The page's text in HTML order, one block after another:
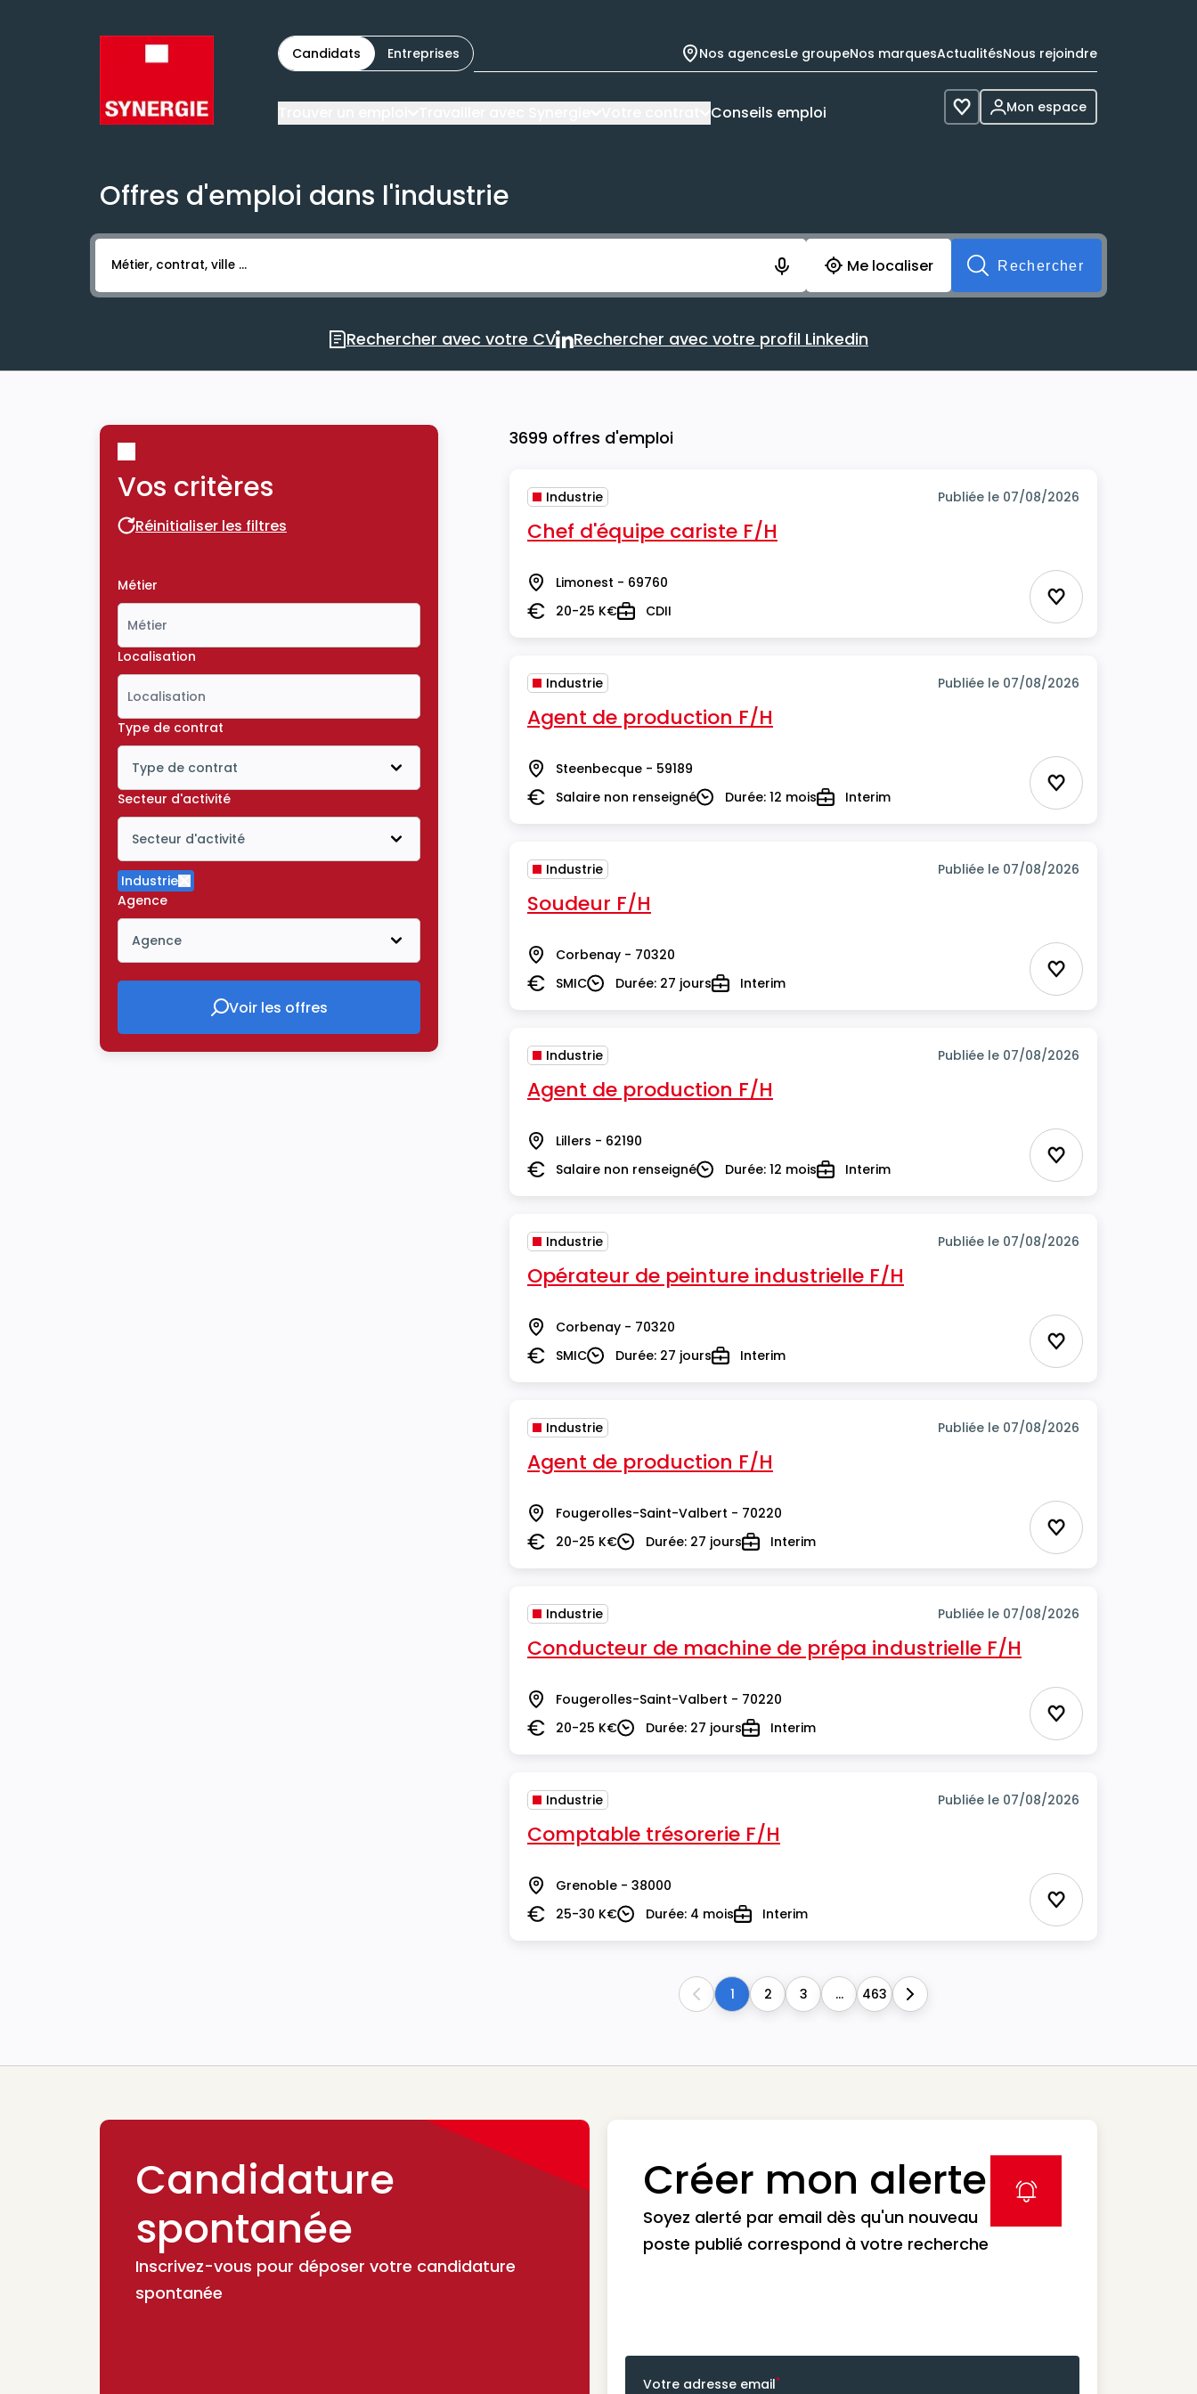
Candidats Entreprises Nos agencesLe groupeNos marquesActualitésNous rejoindre
Conseils emploi Voir les favoris
Mon espace
Offres d'emploi dans l'industrie
Activer l’élément pour lancer l’enregistrement. Vous aurez 10 secondes pour enregistrer votre recherche avant soumission du formulaire. Vous
Me localiser
Rechercher
Rechercher avec votre CV
Rechercher avec votre CV
Rechercher avec votre profil Linkedin
Rechercher avec votre profil Linkedin
Vos critères
Réinitialiser les filtres
Réinitialiser les filtres
Métier
Localisation
Type de contrat
Type de contrat
Icône ouvrir la liste déroulante
Secteur d'activité
Secteur d'activité
Icône ouvrir la liste déroulante
Industrie
Supprimer le critère Industrie
Agence
Agence
Icône ouvrir la liste déroulante
Voir les offres
Voir les offres
3699 offres d'emploi
Industrie Publiée le 07/08/2026
Chef d'équipe cariste F/H
Lieu Limonest - 69760
Salaire20-25 K€TypeCDII Ajouter aux
Industrie Publiée le 07/08/2026
Agent de production F/H
Lieu Steenbecque - 59189
SalaireSalaire non renseignéDuréeDurée: 12 moisTypeInterim Ajouter aux
Industrie Publiée le 07/08/2026
Soudeur F/H
Lieu Corbenay - 70320
Salaire
SMICDuréeDurée: 27 joursTypeInterim Ajouter aux
Industrie Publiée le 07/08/2026
Agent de production F/H
Lieu Lillers - 62190
SalaireSalaire non renseignéDuréeDurée: 12 moisTypeInterim Ajouter aux
Industrie Publiée le 07/08/2026
Opérateur de peinture industrielle F/H
Lieu Corbenay - 70320
Salaire
SMICDuréeDurée: 27 joursTypeInterim Ajouter aux
Industrie Publiée le 07/08/2026
Agent de production F/H
Lieu Fougerolles-Saint-Valbert - 70220
Salaire20-25 K€DuréeDurée: 27 joursTypeInterim Ajouter aux
Industrie Publiée le 07/08/2026
Conducteur de machine de prépa industrielle F/H
Lieu Fougerolles-Saint-Valbert - 70220
Salaire20-25 K€DuréeDurée: 27 joursTypeInterim Ajouter aux
Industrie Publiée le 07/08/2026
Comptable trésorerie F/H
Lieu Grenoble - 38000
Salaire25-30 K€DuréeDurée: 4 moisTypeInterim Ajouter aux
Previous
1 2 3 ... 463 Next
Candidature
spontanée
Inscrivez-vous pour déposer votre candidature
spontanée
Créer mon alerte
Soyez alerté par email dès qu'un nouveau
poste publié correspond à votre recherche
label icon
Votre adresse email*